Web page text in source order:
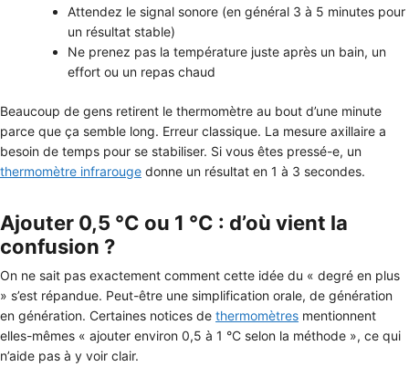
Attendez le signal sonore (en général 3 à 5 minutes pour
un résultat stable)
Ne prenez pas la température juste après un bain, un
effort ou un repas chaud
Beaucoup de gens retirent le thermomètre au bout d’une minute
parce que ça semble long. Erreur classique. La mesure axillaire a
besoin de temps pour se stabiliser. Si vous êtes pressé-e, un
thermomètre infrarouge donne un résultat en 1 à 3 secondes.
Ajouter 0,5 °C ou 1 °C : d’où vient la
confusion ?
On ne sait pas exactement comment cette idée du « degré en plus
» s’est répandue. Peut-être une simplification orale, de génération
en génération. Certaines notices de thermomètres mentionnent
elles-mêmes « ajouter environ 0,5 à 1 °C selon la méthode », ce qui
n’aide pas à y voir clair.